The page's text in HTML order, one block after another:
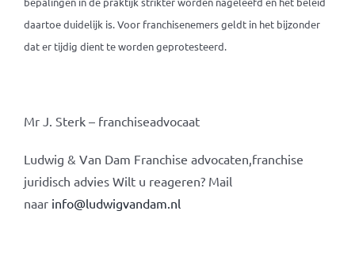
daartoe duidelijk is. Voor franchisenemers geldt in het bijzonder
dat er tijdig dient te worden geprotesteerd.
Mr J. Sterk – franchiseadvocaat
Ludwig & Van Dam Franchise advocaten,franchise
juridisch advies Wilt u reageren? Mail
naar info@ludwigvandam.nl